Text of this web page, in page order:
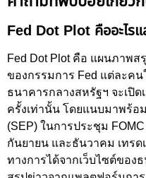
Fed Dot Plot คืออะไรแ
Fed Dot Plot คือ แผนภาพ
ของกรรมการ Fed แต่ละคน
ธนาคารกลางสหรัฐฯ จะเปิ
ครั้งเท่านั้น โดยแนบมาพร้อ
(SEP) ในการประชุม
กันยายน และธันวาคม เทรด
ทางการได้จากเว็บไซต์ของ